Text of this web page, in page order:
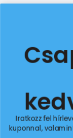
Iratkozz fel
kuponnal,